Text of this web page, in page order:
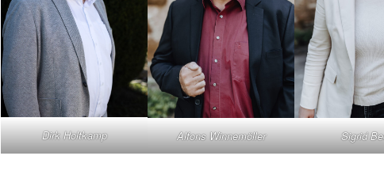
Dirk Holtkamp Alfons Winnemöller Sigrid